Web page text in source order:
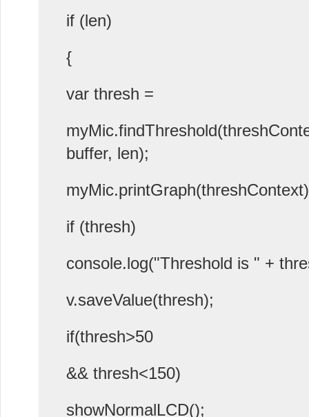
if (len)
{
var thresh =
buffer, len);
if (thresh)
console.log("Threshold is " +
v.saveValue(thresh);
if(thresh>50
&& thresh<150)
showNormalLCD();